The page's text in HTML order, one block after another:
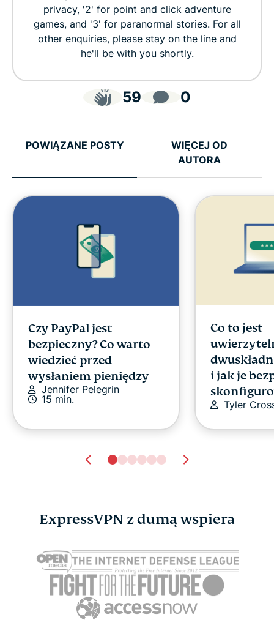
privacy, '2' for point and click adventure
games, and '3' for paranormal stories. For all
other enquiries, please stay on the line and
he'll be with you shortly.
59 0
POWIĄZANE POSTY
WIĘCEJ OD
AUTORA
Czy PayPal jest
bezpieczny? Co warto
wiedzieć przed
wysłaniem pieniędzy
Jennifer Pelegrin
15 min.
Co to jest
i jak je
Tyler
pobierania na
komputerze
Marcus Tsui 7 min.
aplikacje
Marcus
ExpressVPN z dumą wspiera